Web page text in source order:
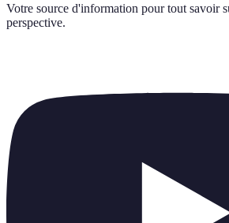
Votre source d'information pour tout savoir
perspective.